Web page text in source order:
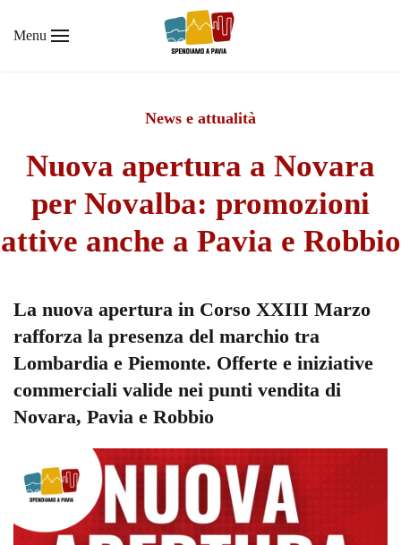
Skip to main content
Menu
News e attualità
Nuova apertura a Novara
per Novalba: promozioni
attive anche a Pavia e Robbio
La nuova apertura in Corso XXIII Marzo
rafforza la presenza del marchio tra
Lombardia e Piemonte. Offerte e iniziative
commerciali valide nei punti vendita di
Novara, Pavia e Robbio